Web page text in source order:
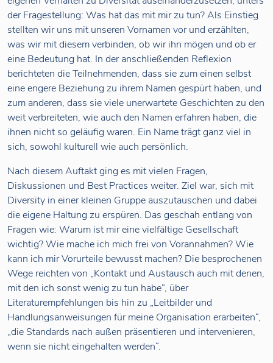
der Fragestellung: Was hat das mit mir zu tun? Als Einstieg
stellten wir uns mit unseren Vornamen vor und erzählten,
was wir mit diesem verbinden, ob wir ihn mögen und ob er
eine Bedeutung hat. In der anschließenden Reflexion
berichteten die Teilnehmenden, dass sie zum einen selbst
eine engere Beziehung zu ihrem Namen gespürt haben, und
zum anderen, dass sie viele unerwartete Geschichten zu den
weit verbreiteten, wie auch den Namen erfahren haben, die
ihnen nicht so geläufig waren. Ein Name trägt ganz viel in
sich, sowohl kulturell wie auch persönlich.
Nach diesem Auftakt ging es mit vielen Fragen,
Diskussionen und Best Practices weiter. Ziel war, sich mit
Diversity in einer kleinen Gruppe auszutauschen und dabei
die eigene Haltung zu erspüren. Das geschah entlang von
Fragen wie: Warum ist mir eine vielfältige Gesellschaft
wichtig? Wie mache ich mich frei von Vorannahmen? Wie
kann ich mir Vorurteile bewusst machen? Die besprochenen
Wege reichten von „Kontakt und Austausch auch mit denen,
mit den ich sonst wenig zu tun habe“, über
Literaturempfehlungen bis hin zu „Leitbilder und
Handlungsanweisungen für meine Organisation erarbeiten“,
„die Standards nach außen präsentieren und intervenieren,
wenn sie nicht eingehalten werden“.